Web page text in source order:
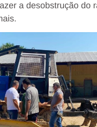
a desobstrução do